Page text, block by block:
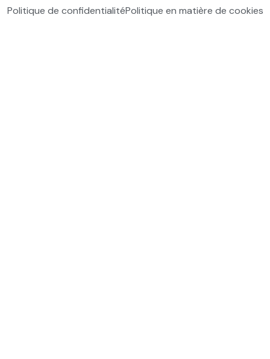
Politique de confidentialitéPolitique en matière de cookies